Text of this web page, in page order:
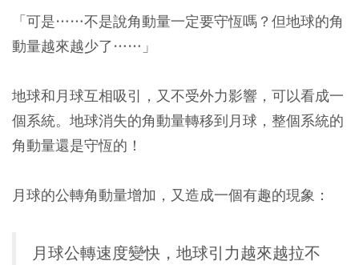
「可是……不是說角動量一定要守恆嗎？但地球的角
動量越來越少了……」
地球和月球互相吸引，又不受外力影響，可以看成一
個系統。地球消失的角動量轉移到月球，整個系統的
角動量還是守恆的！
月球的公轉角動量增加，又造成一個有趣的現象：
月球公轉速度變快，地球引力越來越拉不